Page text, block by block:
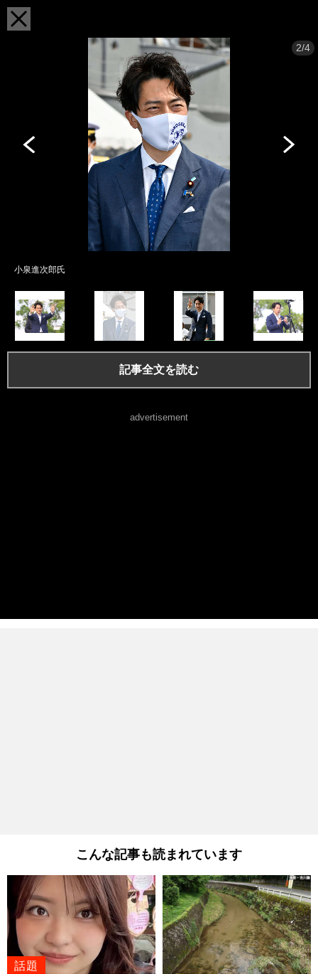
2/4
小泉進次郎氏
記事全文を読む
advertisement
こんな記事も読まれています
話題